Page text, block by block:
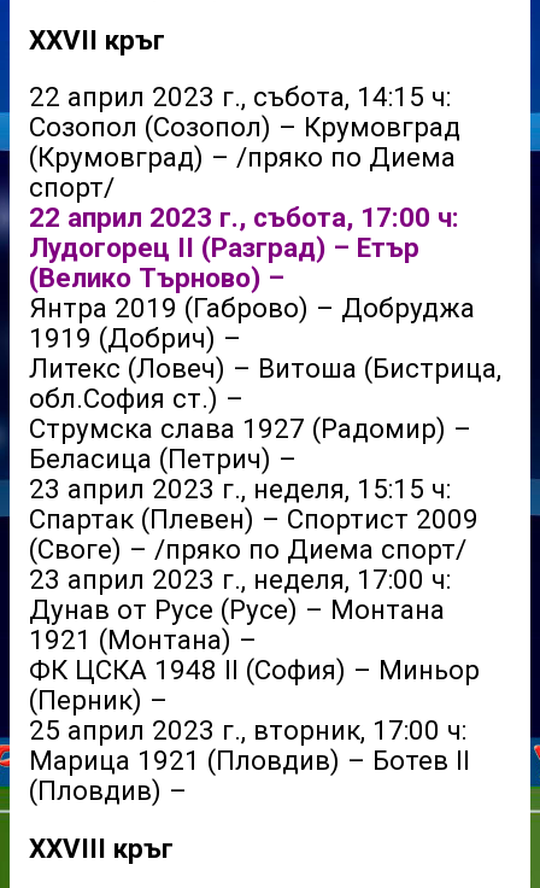
XXVII кръг
22 април 2023 г., събота, 14:15 ч:
Созопол (Созопол) – Крумовград
(Крумовград) – /пряко по Диема
спорт/
22 април 2023 г., събота, 17:00 ч:
Лудогорец II (Разград) – Етър
(Велико Търново) –
Янтра 2019 (Габрово) – Добруджа
1919 (Добрич) –
Литекс (Ловеч) – Витоша (Бистрица,
обл.София ст.) –
Струмска слава 1927 (Радомир) –
Беласица (Петрич) –
23 април 2023 г., неделя, 15:15 ч:
Спартак (Плевен) – Спортист 2009
(Своге) – /пряко по Диема спорт/
23 април 2023 г., неделя, 17:00 ч:
Дунав от Русе (Русе) – Монтана
1921 (Монтана) –
ФК ЦСКА 1948 II (София) – Миньор
(Перник) –
25 април 2023 г., вторник, 17:00 ч:
Марица 1921 (Пловдив) – Ботев II
(Пловдив) –
XXVIII кръг